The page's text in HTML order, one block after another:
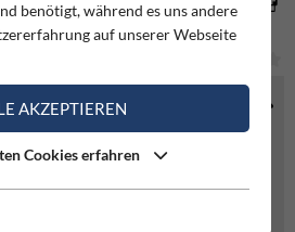
- HOCHBLASSEN
benötigt, während es uns andere
auf unserer Webseite
AKZEPTIEREN
Cookies erfahren